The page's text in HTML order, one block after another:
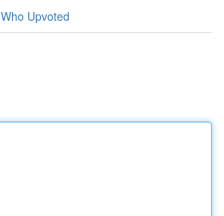
Who Upvoted